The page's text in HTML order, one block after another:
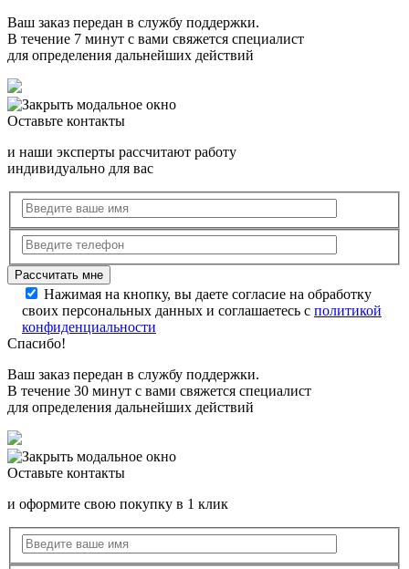
Ваш заказ передан в службу поддержки.
В течение 7 минут с вами свяжется специалист
для определения дальнейших действий
Оставьте контакты
и наши эксперты рассчитают работу
индивидуально для вас
Нажимая на кнопку, вы даете согласие на обработку
своих персональных данных и соглашаетесь с политикой
конфиденциальности
Спасибо!
Ваш заказ передан в службу поддержки.
В течение 30 минут с вами свяжется специалист
для определения дальнейших действий
Оставьте контакты
и оформите свою покупку в 1 клик